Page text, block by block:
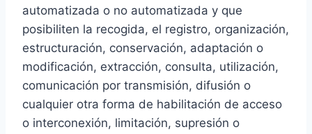
automatizada o no automatizada y que
posibiliten la recogida, el registro, organización,
estructuración, conservación, adaptación o
modificación, extracción, consulta, utilización,
comunicación por transmisión, difusión o
cualquier otra forma de habilitación de acceso
o interconexión, limitación, supresión o